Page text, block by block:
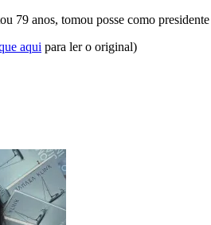
79 anos, tomou posse como
aqui para ler o original)